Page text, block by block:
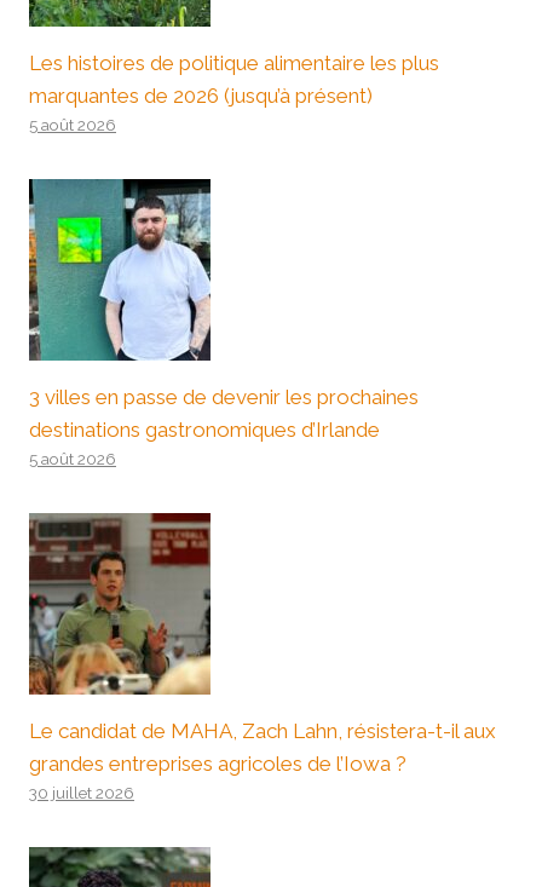
Les histoires de politique alimentaire les plus
marquantes de 2026 (jusqu’à présent)
5 août 2026
3 villes en passe de devenir les prochaines
destinations gastronomiques d’Irlande
5 août 2026
Le candidat de MAHA, Zach Lahn, résistera-t-il aux
grandes entreprises agricoles de l’Iowa ?
30 juillet 2026